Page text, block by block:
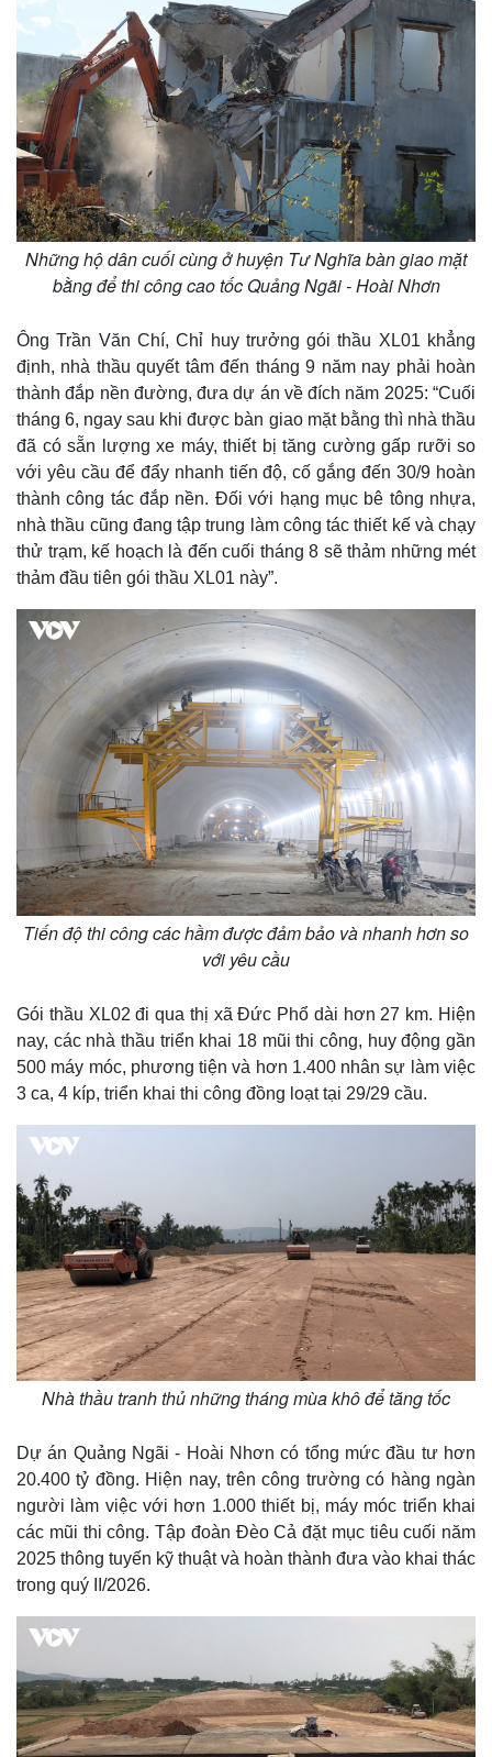
Kinh tế
Bất động sản
Khởi nghiệp
Tỷ giá
Chứng khoán
Giá cà phê
Những hộ dân cuối cùng ở huyện Tư Nghĩa bàn giao mặt
bằng để thi công cao tốc Quảng Ngãi - Hoài Nhơn
Ông Trần Văn Chí, Chỉ huy trưởng gói thầu XL01 khẳng
định, nhà thầu quyết tâm đến tháng 9 năm nay phải hoàn
thành đắp nền đường, đưa dự án về đích năm 2025: “Cuối
tháng 6, ngay sau khi được bàn giao mặt bằng thì nhà thầu
đã có sẵn lượng xe máy, thiết bị tăng cường gấp rưỡi so
với yêu cầu để đẩy nhanh tiến độ, cố gắng đến 30/9 hoàn
thành công tác đắp nền. Đối với hạng mục bê tông nhựa,
nhà thầu cũng đang tập trung làm công tác thiết kế và chạy
thử trạm, kế hoạch là đến cuối tháng 8 sẽ thảm những mét
thảm đầu tiên gói thầu XL01 này”.
Tiến độ thi công các hầm được đảm bảo và nhanh hơn so
với yêu cầu
Gói thầu XL02 đi qua thị xã Đức Phổ dài hơn 27 km. Hiện
nay, các nhà thầu triển khai 18 mũi thi công, huy động gần
500 máy móc, phương tiện và hơn 1.400 nhân sự làm việc
3 ca, 4 kíp, triển khai thi công đồng loạt tại 29/29 cầu.
Nhà thầu tranh thủ những tháng mùa khô để tăng tốc
Dự án Quảng Ngãi - Hoài Nhơn có tổng mức đầu tư hơn
20.400 tỷ đồng. Hiện nay, trên công trường có hàng ngàn
người làm việc với hơn 1.000 thiết bị, máy móc triển khai
các mũi thi công. Tập đoàn Đèo Cả đặt mục tiêu cuối năm
2025 thông tuyến kỹ thuật và hoàn thành đưa vào khai thác
trong quý II/2026.